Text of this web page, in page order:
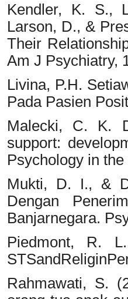
Kendler, K. S.,
Larson, D., &
Their
Am J Psychiatry,
Livina, P.H.
Pada Pasien
Malecki, C. K.
support:
Psychology in
Mukti, D. I., &
Dengan
Banjarnegara.
Piedmont, R.
Rahmawati, S.